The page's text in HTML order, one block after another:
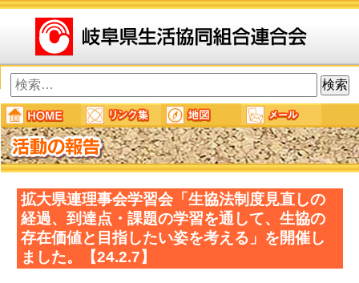
検
索:
拡大県連理事会学習会「生協法制度見直しの
経過、到達点・課題の学習を通して、生協の
存在価値と目指したい姿を考える」を開催し
ました。【24.2.7】